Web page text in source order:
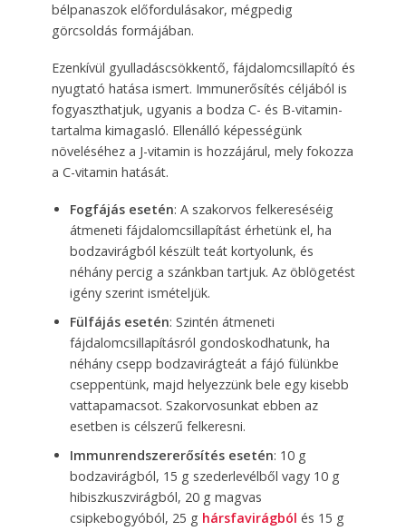
bélpanaszok előfordulásakor, mégpedig
görcsoldás formájában.
Ezenkívül gyulladáscsökkentő, fájdalomcsillapító és
nyugtató hatása ismert. Immunerősítés céljából is
fogyaszthatjuk, ugyanis a bodza C- és B-vitamin-
tartalma kimagasló. Ellenálló képességünk
növeléséhez a J-vitamin is hozzájárul, mely fokozza
a C-vitamin hatását.
Fogfájás esetén: A szakorvos felkereséséig
átmeneti fájdalomcsillapítást érhetünk el, ha
bodzavirágból készült teát kortyolunk, és
néhány percig a szánkban tartjuk. Az öblögetést
igény szerint ismételjük.
Fülfájás esetén: Szintén átmeneti
fájdalomcsillapításról gondoskodhatunk, ha
néhány csepp bodzavirágteát a fájó fülünkbe
cseppentünk, majd helyezzünk bele egy kisebb
vattapamacsot. Szakorvosunkat ebben az
esetben is célszerű felkeresni.
Immunrendszererősítés esetén: 10 g
bodzavirágból, 15 g szederlevélből vagy 10 g
hibiszkuszvirágból, 20 g magvas
csipkebogyóból, 25 g hársfavirágból és 15 g